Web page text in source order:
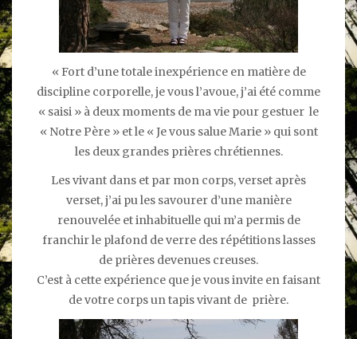
« Fort d’une totale inexpérience en matière de
discipline corporelle, je vous l’avoue, j’ai été comme
« saisi » à deux moments de ma vie pour gestuer le
« Notre Père » et le « Je vous salue Marie » qui sont
les deux grandes prières chrétiennes.
Les vivant dans et par mon corps, verset après
verset, j’ai pu les savourer d’une manière
renouvelée et inhabituelle qui m’a permis de
franchir le plafond de verre des répétitions lasses
de prières devenues creuses.
C’est à cette expérience que je vous invite en faisant
de votre corps un tapis vivant de prière.